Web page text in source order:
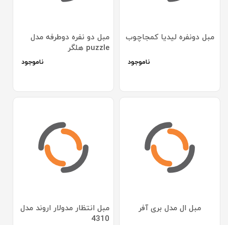
مبل دونفره لیدیا کمجاچوب
ناموجود
مبل دو نفره دوطرفه مدل
puzzle هلگر
ناموجود
مبل ال مدل بری آفر
مبل انتظار مدولار اروند مدل
4310